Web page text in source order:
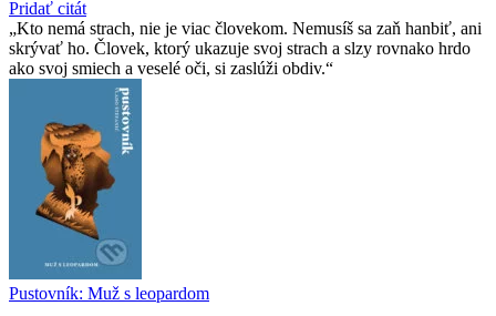
Pridať citát
Kto nemá strach, nie je viac človekom. Nemusíš sa zaň hanbiť, ani
skrývať ho. Človek, ktorý ukazuje svoj strach a slzy rovnako hrdo
ako svoj smiech a veselé oči, si zaslúži obdiv.
Pustovník: Muž s leopardom